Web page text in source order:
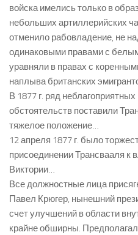
войска имелись только в
небольших артиллерийских
отменило рабовладение, не
одинаковыми правами с
уравняли в правах с
наплыва британских
В 1877 г. ряд
обстоятельств поставили
тяжелое положение…
12 апреля 1877 г. было
присоединении Трансвааля к
Виктории…
Все должностные лица
Павел Крюгер, нынешний
счет улучшений в области
крайне обширны.